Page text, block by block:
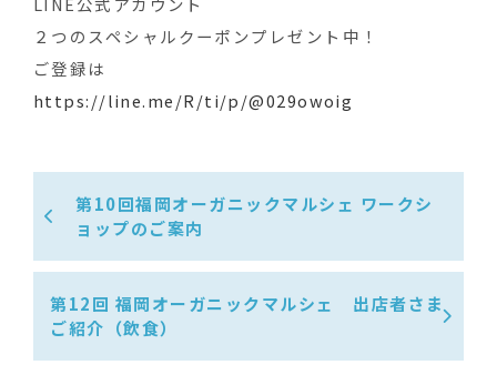
２つのスペシャルクーポンプレゼント中！
ご登録は
https://line.me/R/ti/p/@029owoig
第10回福岡オーガニックマルシェ ワークシ
ョップのご案内
第12回 福岡オーガニックマルシェ 出店者さま
ご紹介（飲食）